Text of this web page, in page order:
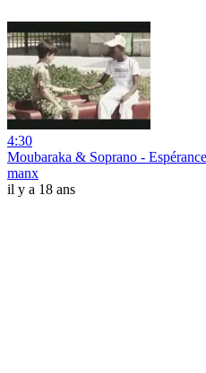
4:30
Moubaraka & Soprano - Espérance
manx
il y a 18 ans